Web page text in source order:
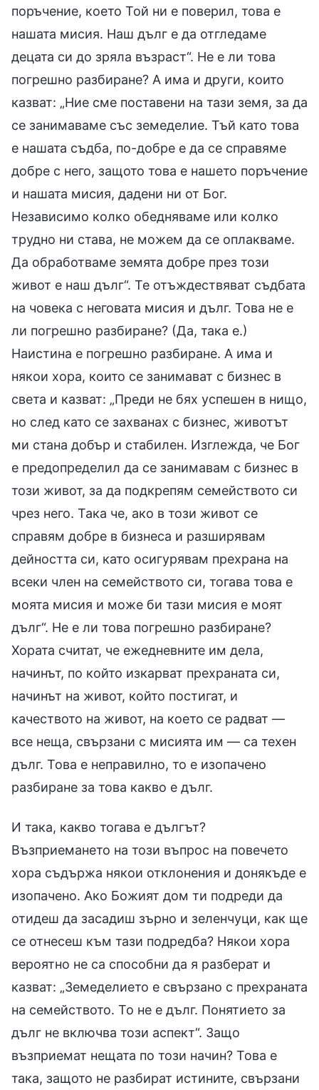
поръчение, което Той ни е поверил, това е
нашата мисия. Наш дълг е да отгледаме
децата си до зряла възраст“. Не е ли това
погрешно разбиране? А има и други, които
казват: „Ние сме поставени на тази земя, за да
се занимаваме със земеделие. Тъй като това
е нашата съдба, по-добре е да се справяме
добре с него, защото това е нашето поръчение
и нашата мисия, дадени ни от Бог.
Независимо колко обедняваме или колко
трудно ни става, не можем да се оплакваме.
Да обработваме земята добре през този
живот е наш дълг“. Те отъждествяват съдбата
на човека с неговата мисия и дълг. Това не е
ли погрешно разбиране? (Да, така е.)
Наистина е погрешно разбиране. А има и
някои хора, които се занимават с бизнес в
света и казват: „Преди не бях успешен в нищо,
но след като се захванах с бизнес, животът
ми стана добър и стабилен. Изглежда, че Бог
е предопределил да се занимавам с бизнес в
този живот, за да подкрепям семейството си
чрез него. Така че, ако в този живот се
справям добре в бизнеса и разширявам
дейността си, като осигурявам прехрана на
всеки член на семейството си, тогава това е
моята мисия и може би тази мисия е моят
дълг“. Не е ли това погрешно разбиране?
Хората считат, че ежедневните им дела,
начинът, по който изкарват прехраната си,
начинът на живот, който постигат, и
качеството на живот, на което се радват —
все неща, свързани с мисията им — са техен
дълг. Това е неправилно, то е изопачено
разбиране за това какво е дълг.
И така, какво тогава е дългът?
Възприемането на този въпрос на повечето
хора съдържа някои отклонения и донякъде е
изопачено. Ако Божият дом ти подреди да
отидеш да засадиш зърно и зеленчуци, как ще
се отнесеш към тази подредба? Някои хора
вероятно не са способни да я разберат и
казват: „Земеделието е свързано с прехраната
на семейството. То не е дълг. Понятието за
дълг не включва този аспект“. Защо
възприемат нещата по този начин? Това е
така, защото не разбират истините, свързани